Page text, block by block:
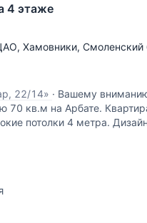
4 этаже
, Хамовники, Смоленский
22/14» · Вашему
70 кв.м на Арбате.
потолки 4 метра.